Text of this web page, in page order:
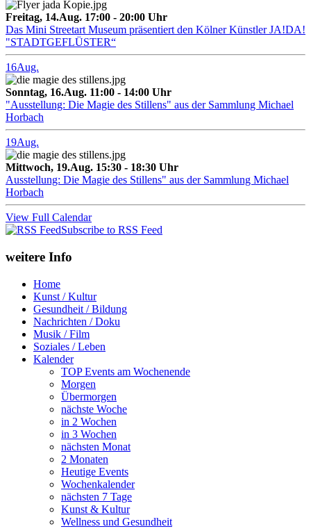
Freitag, 14.Aug. 17:00 - 20:00 Uhr
Das Mini Streetart Museum präsentiert den Kölner Künstler JA!DA!
"STADTGEFLÜSTER“
16Aug.
Sonntag, 16.Aug. 11:00 - 14:00 Uhr
"Ausstellung: Die Magie des Stillens" aus der Sammlung Michael
Horbach
19Aug.
Mittwoch, 19.Aug. 15:30 - 18:30 Uhr
Ausstellung: Die Magie des Stillens" aus der Sammlung Michael
Horbach
View Full Calendar
Subscribe to RSS Feed
weitere Info
Home
Kunst / Kultur
Gesundheit / Bildung
Nachrichten / Doku
Musik / Film
Soziales / Leben
Kalender
TOP Events am Wochenende
Morgen
Übermorgen
nächste Woche
in 2 Wochen
in 3 Wochen
nächsten Monat
2 Monaten
Heutige Events
Wochenkalender
nächsten 7 Tage
Kunst & Kultur
Wellness und Gesundheit